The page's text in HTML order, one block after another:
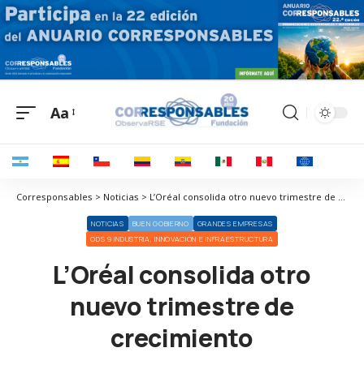
Aa
Corresponsables > Noticias > L’Oréal consolida otro nuevo trimestre de crecimiento
NOTICIAS BUEN GOBIERNO
GRANDES EMPRESAS
ODS 9 INDUSTRIA, INNOVACIÓN E INFRAESTRUCTURA
L’Oréal consolida otro
nuevo trimestre de
crecimiento